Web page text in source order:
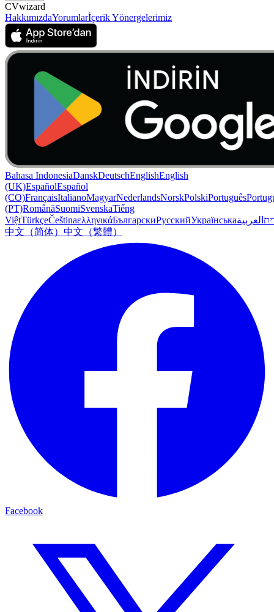
CVwizard
HakkımızdaYorumlarİçerik Yönergelerimiz
Bahasa IndonesiaDanskDeutschEnglishEnglish
(UK)EspañolEspañol
(CO)FrançaisItalianoMagyarNederlandsNorskPolskiPortuguês
(PT)RomânăSuomiSvenskaTiếng
ViệtTürkçeČeštinaελληνικάБългарскиРусскийУкраїнськаالعربية
中文（简体） 中文（繁體）
Facebook